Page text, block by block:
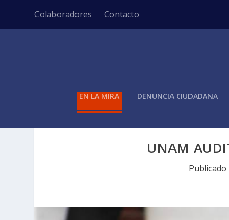
Colaboradores Contacto
EN LA MIRA DENUNCIA CIUDADANA
UNAM